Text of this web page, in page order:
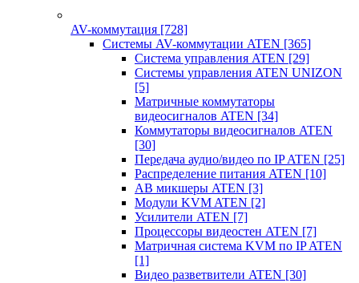
AV-коммутация [728]
Системы AV-коммутации ATEN [365]
Система управления ATEN [29]
Системы управления ATEN UNIZON
[5]
Матричные коммутаторы
видеосигналов ATEN [34]
Коммутаторы видеосигналов ATEN
[30]
Передача аудио/видео по IP ATEN [25]
Распределение питания ATEN [10]
АВ микшеры ATEN [3]
Модули KVM ATEN [2]
Усилители ATEN [7]
Процессоры видеостен ATEN [7]
Матричная система KVM по IP ATEN
[1]
Видео разветвители ATEN [30]